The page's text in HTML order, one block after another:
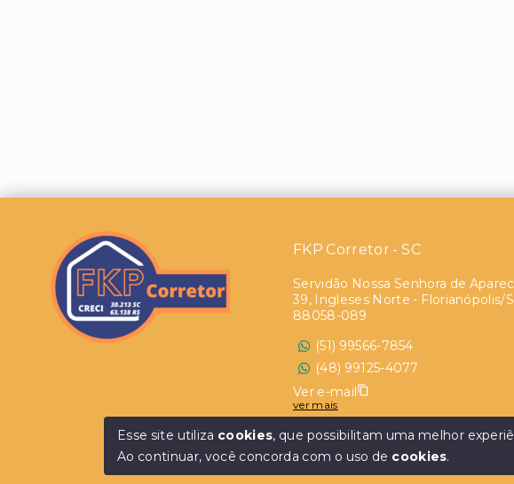
FKP Corretor - SC
Servidão Nossa Senhora de
39, Ingleses Norte - Florianópolis/
88058-089
(51) 99566-7854
(48) 99125-4077
Ver e-mail
ver mais
CUB/SC R$3.037,72
CUB/R-8/RS R$2.771,11
Esse site utiliza cookies, que possibilitam uma melhor
Ao continuar, você concorda com o uso de cookies.